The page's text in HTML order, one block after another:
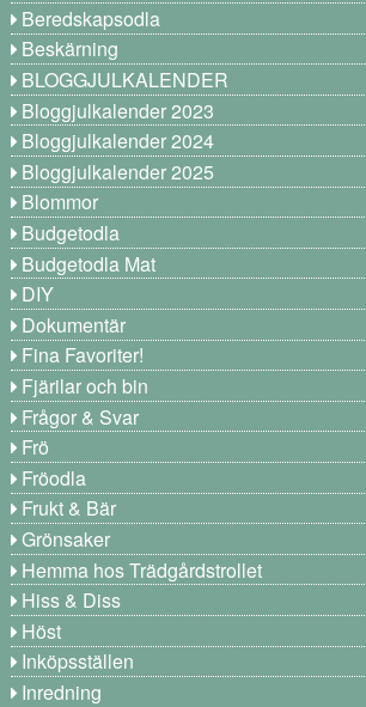
Beredskapsodla
Beskärning
BLOGGJULKALENDER
Bloggjulkalender 2023
Bloggjulkalender 2024
Bloggjulkalender 2025
Blommor
Budgetodla
Budgetodla Mat
DIY
Dokumentär
Fina Favoriter!
Fjärilar och bin
Frågor & Svar
Frö
Fröodla
Frukt & Bär
Grönsaker
Hemma hos Trädgårdstrollet
Hiss & Diss
Höst
Inköpsställen
Inredning